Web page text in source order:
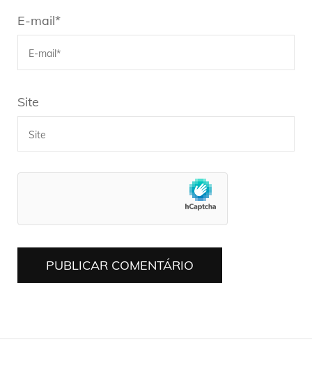
E-mail*
Site